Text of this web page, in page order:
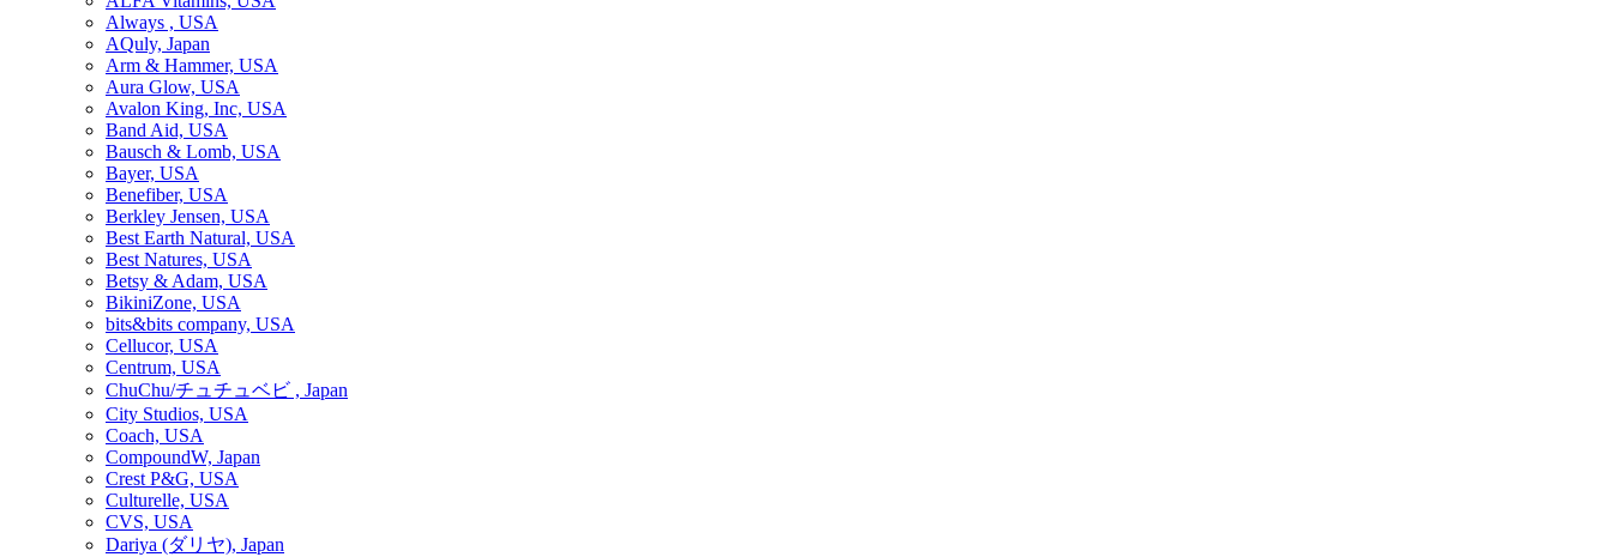
Always , USA
AQuly, Japan
Arm & Hammer, USA
Aura Glow, USA
Avalon King, Inc, USA
Band Aid, USA
Bausch & Lomb, USA
Bayer, USA
Benefiber, USA
Berkley Jensen, USA
Best Earth Natural, USA
Best Natures, USA
Betsy & Adam, USA
BikiniZone, USA
bits&bits company, USA
Cellucor, USA
Centrum, USA
ChuChu/チュチュベビ , Japan
City Studios, USA
Coach, USA
CompoundW, Japan
Crest P&G, USA
Culturelle, USA
CVS, USA
Dariya (ダリヤ), Japan